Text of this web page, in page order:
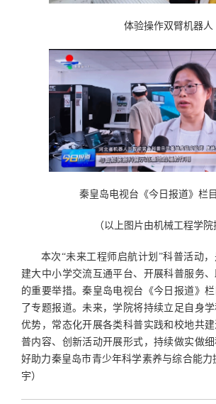
体验操作双臂机器人
秦皇岛电视台《今日报道》栏
（以上图片由机械工程学院
本次“未来工程师启航计划”科普活动
建大中小学交流互通平台、开展科普服务
的重要举措。秦皇岛电视台《今日报道》
了专题报道。未来，学院将持续立足自身
优势，常态化开展各类科普实践和校地共
普内容、创新活动开展形式，持续做实做
好助力秦皇岛市青少年科学素养与综合能
宇）